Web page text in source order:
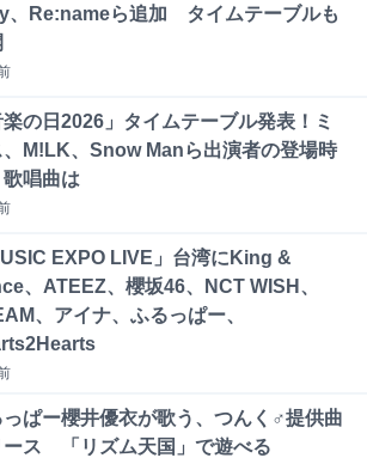
、Re:nameら追加 タイムテーブルも
楽の日2026」タイムテーブル発表！ミ
、M!LK、Snow Manら出演者の登場時
歌唱曲は
EXPO LIVE」台湾にKing &
、ATEEZ、櫻坂46、NCT WISH、
、アイナ、ふるっぱー、
っぱー櫻井優衣が歌う、つんく♂提供曲
ース 「リズム天国」で遊べる